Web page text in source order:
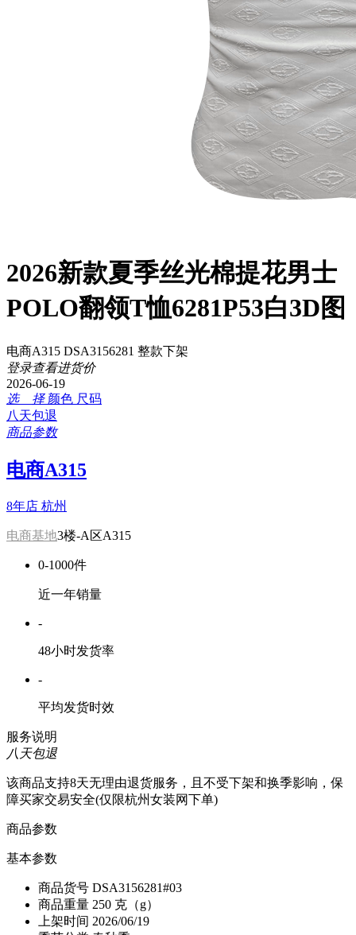
2026新款夏季丝光棉提花男士
POLO翻领T恤6281P53白3D图
电商A315 DSA3156281 整款下架
登录查看进货价
2026-06-19
选 择 颜色 尺码
八天包退
商品参数
电商A315
8年店 杭州
电商基地3楼-A区A315
0-1000件
近一年销量
-
48小时发货率
-
平均发货时效
服务说明
八天包退
该商品支持8天无理由退货服务，且不受下架和换季影响，保
障买家交易安全(仅限杭州女装网下单)
商品参数
基本参数
商品货号 DSA3156281#03
商品重量 250 克（g）
上架时间 2026/06/19